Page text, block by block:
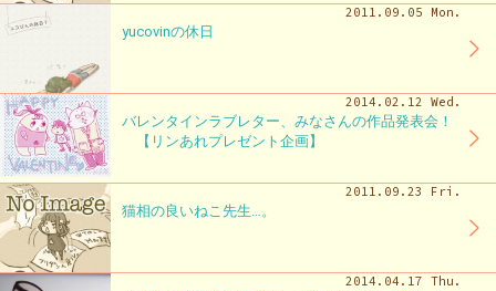
2011.09.05 Mon.
yucovinの休日
2014.02.12 Wed.
バレンタインラブレター、みなさんの作品発表会！
【リンあれプレゼント企画】
2011.09.23 Fri.
猫相の良いねこ先生…。
2014.04.17 Thu.